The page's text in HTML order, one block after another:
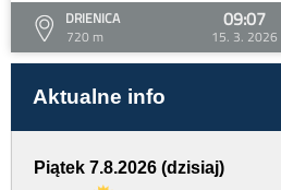
DRIENICA
720 m
09:07
15. 3. 2026
Aktualne info
Piątek 7.8.2026 (dzisiaj)